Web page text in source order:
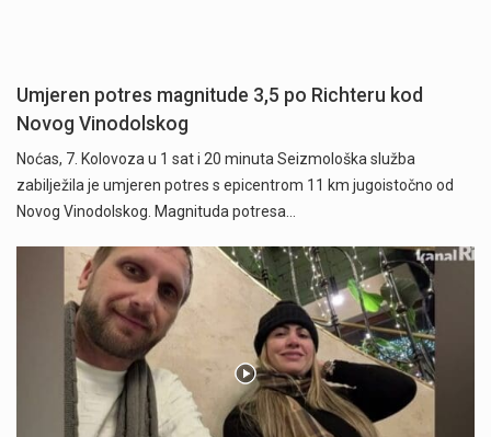
Umjeren potres magnitude 3,5 po Richteru kod
Novog Vinodolskog
Noćas, 7. Kolovoza u 1 sat i 20 minuta Seizmološka služba
zabilježila je umjeren potres s epicentrom 11 km jugoistočno od
Novog Vinodolskog. Magnituda potresa…